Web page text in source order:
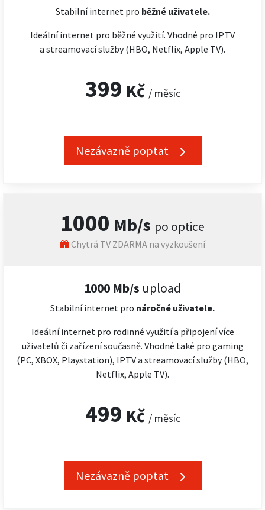
Stabilní internet pro běžné uživatele.
Ideální internet pro běžné využití. Vhodné pro IPTV
a streamovací služby (HBO, Netflix, Apple TV).
399 Kč / měsíc
Nezávazně poptat
1000 Mb/s po optice
Chytrá TV ZDARMA na vyzkoušení
1000 Mb/s upload
Stabilní internet pro náročné uživatele.
Ideální internet pro rodinné využití a připojení více
uživatelů či zařízení současně. Vhodné také pro gaming
(PC, XBOX, Playstation), IPTV a streamovací služby (HBO,
Netflix, Apple TV).
499 Kč / měsíc
Nezávazně poptat